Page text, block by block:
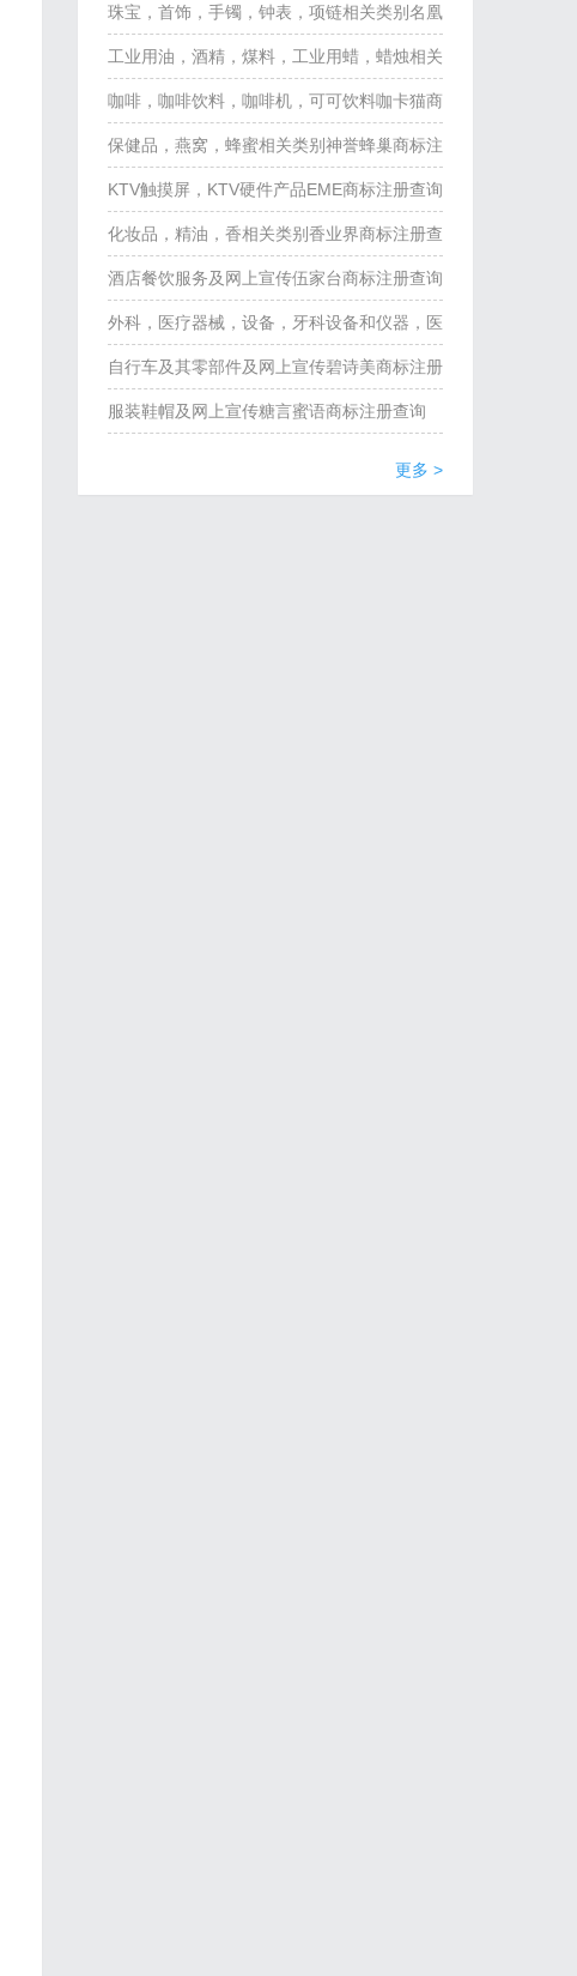
及研磨用制剂；肥皂；香料，香精油，化妆
品，洗发水；牙膏相关类别伊茗婕商标注册查
询
珠宝，首饰，手镯，钟表，项链相关类别名凰
之秀商标注册查询
工业用油，酒精，煤料，工业用蜡，蜡烛相关
类别利夫龙商标注册查询
咖啡，咖啡饮料，咖啡机，可可饮料咖卡猫商
标注册查询
保健品，燕窝，蜂蜜相关类别神誉蜂巢商标注
册查询
KTV触摸屏，KTV硬件产品EME商标注册查询
化妆品，精油，香相关类别香业界商标注册查
询
酒店餐饮服务及网上宣传伍家台商标注册查询
外科，医疗器械，设备，牙科设备和仪器，医
疗辅助器具，奶嘴，奶瓶相关类别悦择商标注
册查询
自行车及其零部件及网上宣传碧诗美商标注册
查询
服装鞋帽及网上宣传糖言蜜语商标注册查询
更多 >